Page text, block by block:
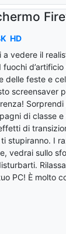
HD
a vedere il
fuochi
delle feste e
screensaver
di classe
di
stupiranno. I
vedrai sullo
PC! È molto